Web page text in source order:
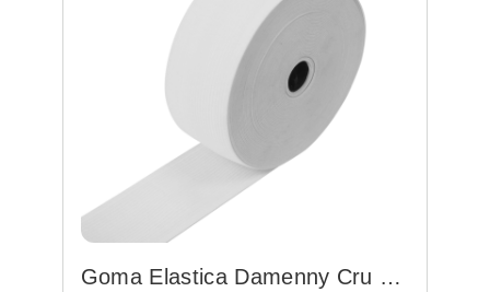
Goma Elastica Damenny Cru 50